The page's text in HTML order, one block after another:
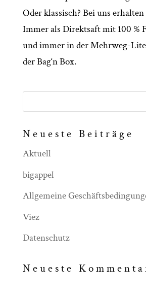
Oder klassisch? Bei uns erhalten
Immer als Direktsaft mit 100 %
und immer in der Mehrweg-
der Bag‘n Box.
Neueste Beiträge
Aktuell
bigappel
Allgemeine
Viez
Datenschutz
Neueste